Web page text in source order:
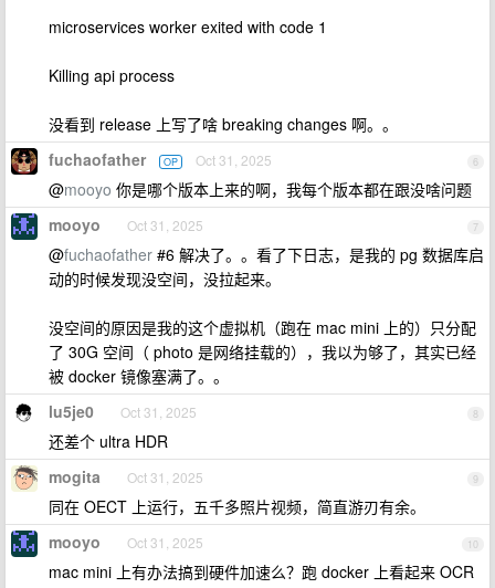
microservices worker exited with code 1
Killing api process
没看到 release 上写了啥 breaking changes 啊。。
6
fuchaofather OP Oct 31, 2025
@mooyo 你是哪个版本上来的啊，我每个版本都在跟没啥问题
7
mooyo Oct 31, 2025
@fuchaofather #6 解决了。。看了下日志，是我的 pg 数据库启
动的时候发现没空间，没拉起来。
没空间的原因是我的这个虚拟机（跑在 mac mini 上的）只分配
了 30G 空间（ photo 是网络挂载的），我以为够了，其实已经
被 docker 镜像塞满了。。
8
lu5je0 Oct 31, 2025
还差个 ultra HDR
9
mogita Oct 31, 2025
同在 OECT 上运行，五千多照片视频，简直游刃有余。
10
mooyo Oct 31, 2025
mac mini 上有办法搞到硬件加速么？跑 docker 上看起来 OCR